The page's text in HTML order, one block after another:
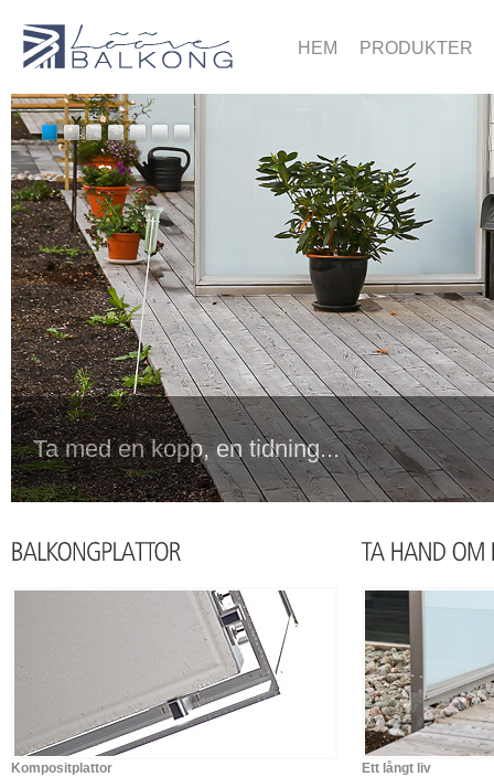
HEM PRODUKTER
Ta med en kopp, en tidning...
Kompositplattor
Ett långt liv